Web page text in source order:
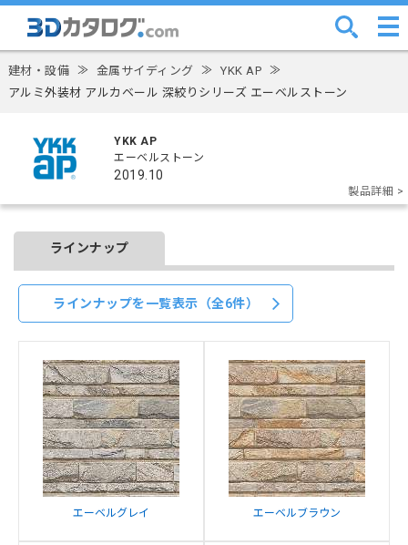
建材・設備 ≫ 金属サイディング ≫ YKK AP ≫
アルミ外装材 アルカベール 深絞りシリーズ エーベルストーン
YKK AP
エーベルストーン
2019.10
製品詳細 >
ラインナップ
ラインナップを一覧表示（全6件）
エーベルグレイ エーベルブラウン